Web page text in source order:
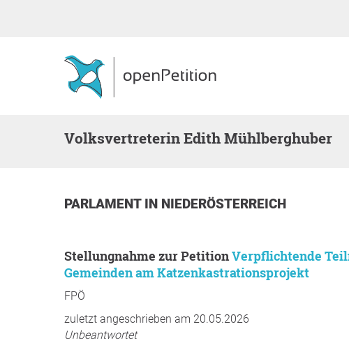
Volksvertreterin Edith Mühlberghuber
PARLAMENT IN NIEDERÖSTERREICH
Stellungnahme zur PetitionVerpflichtende
Gemeinden am Katzenkastrationsprojekt
FPÖ
zuletzt angeschrieben am 20.05.2026
Unbeantwortet